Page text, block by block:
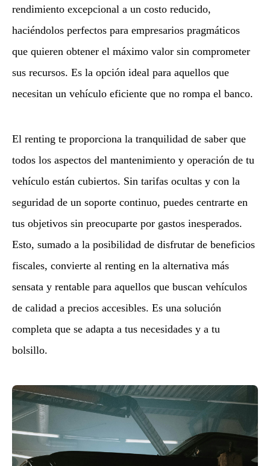
rendimiento excepcional a un costo reducido,
haciéndolos perfectos para empresarios pragmáticos
que quieren obtener el máximo valor sin comprometer
sus recursos. Es la opción ideal para aquellos que
necesitan un vehículo eficiente que no rompa el banco.
El renting te proporciona la tranquilidad de saber que
todos los aspectos del mantenimiento y operación de tu
vehículo están cubiertos. Sin tarifas ocultas y con la
seguridad de un soporte continuo, puedes centrarte en
tus objetivos sin preocuparte por gastos inesperados.
Esto, sumado a la posibilidad de disfrutar de beneficios
fiscales, convierte al renting en la alternativa más
sensata y rentable para aquellos que buscan vehículos
de calidad a precios accesibles. Es una solución
completa que se adapta a tus necesidades y a tu
bolsillo.